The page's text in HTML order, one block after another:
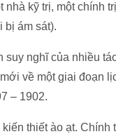
nhà kỹ trị, một chính
bị ám sát).
suy nghĩ của nhiều
về một giai đoạn
– 1902.
thiết ào ạt. Chính